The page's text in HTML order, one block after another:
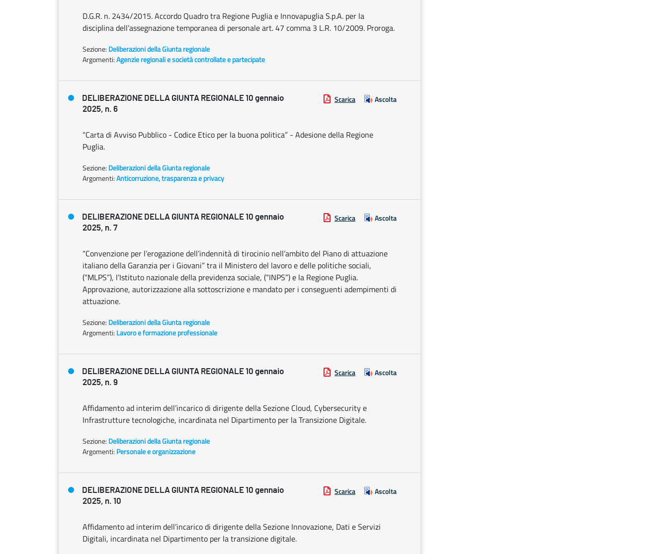
D.G.R. n. 2434/2015. Accordo Quadro tra Regione Puglia e Innovapuglia S.p.A. per la
disciplina dell’assegnazione temporanea di personale art. 47 comma 3 L.R. 10/2009. Proroga.
Sezione: Deliberazioni della Giunta regionale
Argomenti:Agenzie regionali e società controllate e partecipate
DELIBERAZIONE DELLA GIUNTA REGIONALE 10 gennaio
2025, n. 6
Scarica Ascolta
“Carta di Avviso Pubblico - Codice Etico per la buona politica” - Adesione della Regione
Puglia.
Sezione: Deliberazioni della Giunta regionale
Argomenti:Anticorruzione, trasparenza e privacy
DELIBERAZIONE DELLA GIUNTA REGIONALE 10 gennaio
2025, n. 7
Scarica Ascolta
“Convenzione per l’erogazione dell’indennità di tirocinio nell’ambito del Piano di attuazione
italiano della Garanzia per i Giovani” tra il Ministero del lavoro e delle politiche sociali,
(“MLPS”), l’Istituto nazionale della previdenza sociale, (“INPS”) e la Regione Puglia.
Approvazione, autorizzazione alla sottoscrizione e mandato per i conseguenti adempimenti di
attuazione.
Sezione: Deliberazioni della Giunta regionale
Argomenti: Lavoro e formazione professionale
DELIBERAZIONE DELLA GIUNTA REGIONALE 10 gennaio
2025, n. 9
Scarica Ascolta
Affidamento ad interim dell’incarico di dirigente della Sezione Cloud, Cybersecurity e
Infrastrutture tecnologiche, incardinata nel Dipartimento per la Transizione Digitale.
Sezione: Deliberazioni della Giunta regionale
Argomenti: Personale e organizzazione
DELIBERAZIONE DELLA GIUNTA REGIONALE 10 gennaio
2025, n. 10
Scarica Ascolta
Affidamento ad interim dell’incarico di dirigente della Sezione Innovazione, Dati e Servizi
Digitali, incardinata nel Dipartimento per la transizione digitale.